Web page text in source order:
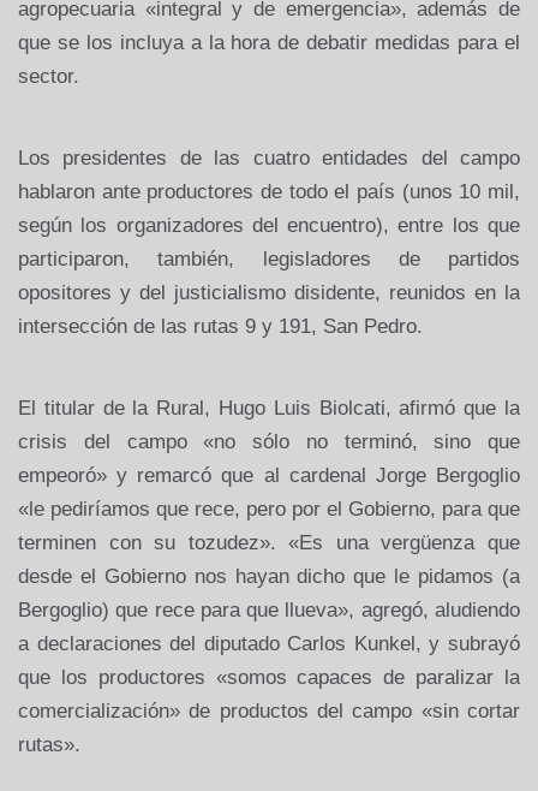
agropecuaria «integral y de emergencia», además de
que se los incluya a la hora de debatir medidas para el
sector.
Los presidentes de las cuatro entidades del campo
hablaron ante productores de todo el país (unos 10 mil,
según los organizadores del encuentro), entre los que
participaron, también, legisladores de partidos
opositores y del justicialismo disidente, reunidos en la
intersección de las rutas 9 y 191, San Pedro.
El titular de la Rural, Hugo Luis Biolcati, afirmó que la
crisis del campo «no sólo no terminó, sino que
empeoró» y remarcó que al cardenal Jorge Bergoglio
«le pediríamos que rece, pero por el Gobierno, para que
terminen con su tozudez». «Es una vergüenza que
desde el Gobierno nos hayan dicho que le pidamos (a
Bergoglio) que rece para que llueva», agregó, aludiendo
a declaraciones del diputado Carlos Kunkel, y subrayó
que los productores «somos capaces de paralizar la
comercialización» de productos del campo «sin cortar
rutas».